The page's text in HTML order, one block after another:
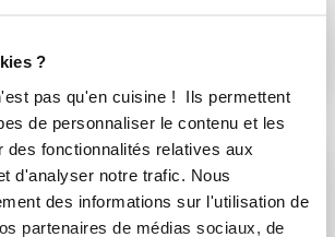
?
pas qu'en cuisine ! Ils permettent
de personnaliser le contenu et les
des fonctionnalités relatives aux
d'analyser notre trafic. Nous
des informations sur l'utilisation de
partenaires de médias sociaux, de